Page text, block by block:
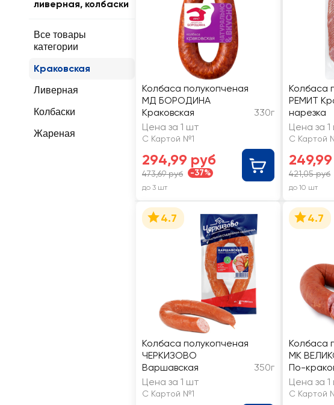
ливерная, колбаски
Все товары
категории
Краковская
Ливерная
Колбаски
Жареная
Колбаса полукопченая
МД БОРОДИНА
Краковская
330г
Цена за 1 шт
С Картой №1
294,99 руб
473,69 руб -37%
до 3 шт
Колбаса
РЕМИТ
нарезка
Цена за
С Картой
421,05 руб
до 10 шт
4.7
Колбаса полукопченая
ЧЕРКИЗОВО
Варшавская
350г
Цена за 1 шт
С Картой №1
4.7
Колбаса
МК
По-
Цена за
С Картой